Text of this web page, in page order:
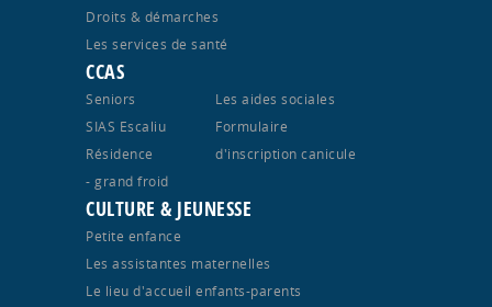
Droits & démarches
Les services de santé
CCAS
Seniors
SIAS Escaliu
Résidence
Les aides sociales
Formulaire
d'inscription canicule
- grand froid
CULTURE & JEUNESSE
Petite enfance
Les assistantes maternelles
Le lieu d'accueil enfants-parents